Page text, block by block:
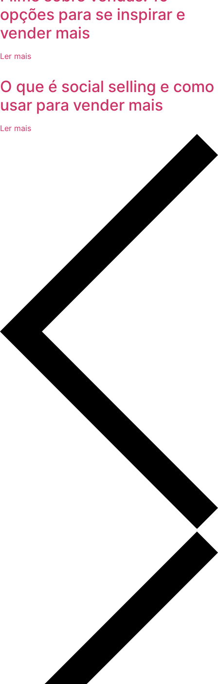
opções para se inspirar e
vender mais
Ler mais
O que é social selling e como
usar para vender mais
Ler mais